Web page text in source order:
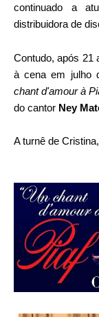
continuado a
distribuidora de
Contudo, após 21
à cena em julho
chant d'amour à
do cantor Ney
A turnê de